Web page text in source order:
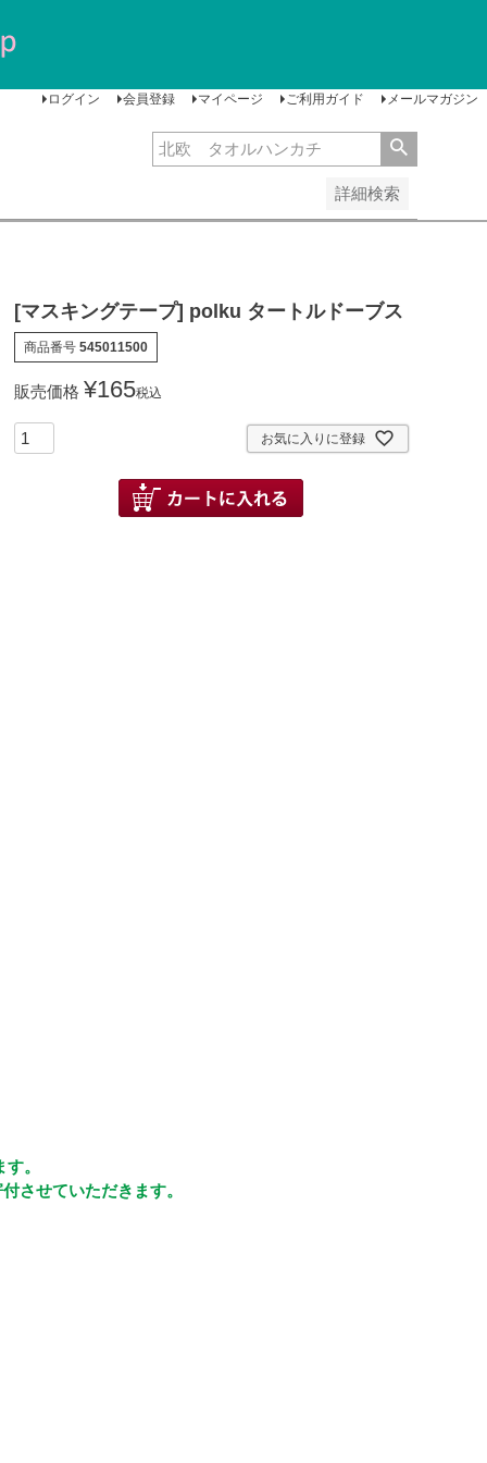
ログイン 会員登録 マイページ ご利用ガイド メールマガジン
詳細検索
順
[マスキングテープ] polku タートルドーブス
商品番号 545011500
販売価格 ¥165税込
お気に入りに登録
。
させていただきます。